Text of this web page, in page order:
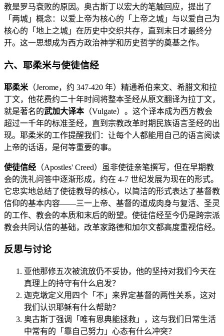
教是罗马衰败的原因。奥古斯丁以宏大的笔触回应，提出了
「两城」概念：以爱上帝为核心的「上帝之城」与以爱自己为
核心的「地上之城」在历史中交织共存，直到末日才最终分
开。这一思想成为西方政治神学和历史哲学的奠基之作。
六、耶柔米与使徒信经
耶柔米 （Jerome，约 347-420 年）精通希伯来文、希腊文和拉
丁文，他花费约二十年时间将整本圣经从原文翻译为拉丁文，
就是著名的武加大译本（Vulgate）。这个译本成为西方教会
超过一千年的标准圣经，直到宗教改革时期民族语言圣经的出
现。耶柔米的工作提醒我们：让每个人都能用自己的语言阅读
上帝的话语，是何等重要的事。
使徒信经 （Apostles' Creed）虽非使徒亲笔撰写，但在早期教
会的洗礼问答中逐渐形成，约在 4-7 世纪发展为现在的形式。
它忠实地总结了使徒教导的核心，以简洁的形式表达了基督教
信仰的基本内容——三一上帝、基督的道成肉身与复活、圣灵
的工作、教会的本质和末后的盼望。使徒信经至今仍是跨宗派
教会共同认信的基础，改革家路德和加尔文都高度重视信经。
反思与讨论
亚他那修五次被流放仍不妥协，他的坚持对我们今天在
真理上的持守有什么启发？
迦克墩定义用四个「不」来界定基督的两性关系，这对
我们认识耶稣有什么帮助？
奥古斯丁强调「唯有恩典能拯救」，这与我们日常生活
中常有的「靠自己努力」心态有什么冲突？